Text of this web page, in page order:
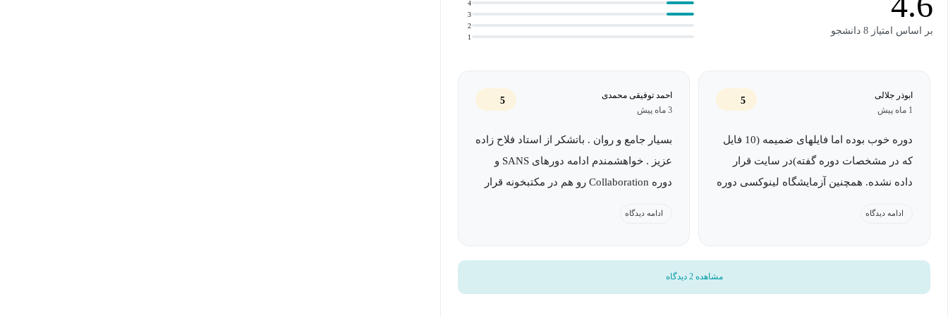
بر اساس امتیاز 8 دانشجو
1
2
3
4
ابوذر جلالی
1 ماه پیش
5
دوره خوب بوده اما فایلهای ضمیمه (10 فایل
که در مشخصات دوره گفته)در سایت قرار
داده نشده. همچنین آزمایشگاه لینوکسی دوره
ادامه دیدگاه
احمد توفیقی محمدی
3 ماه پیش
5
بسیار جامع و روان . باتشکر از استاد فلاح زاده
عزیز . خواهشمندم ادامه دورهای SANS و
دوره Collaboration رو هم در مکتبخونه قرار
ادامه دیدگاه
مشاهده 2 دیدگاه